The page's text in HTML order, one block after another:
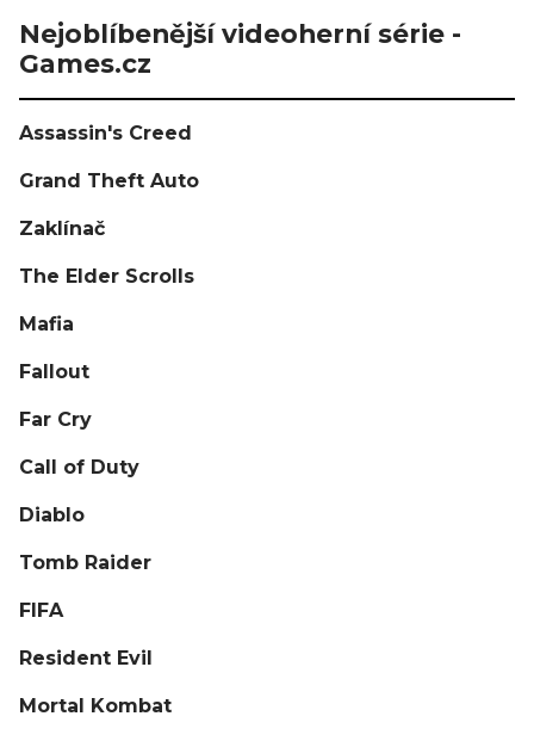
Nejoblíbenější videoherní série -
Games.cz
Assassin's Creed
Grand Theft Auto
Zaklínač
The Elder Scrolls
Mafia
Fallout
Far Cry
Call of Duty
Diablo
Tomb Raider
FIFA
Resident Evil
Mortal Kombat